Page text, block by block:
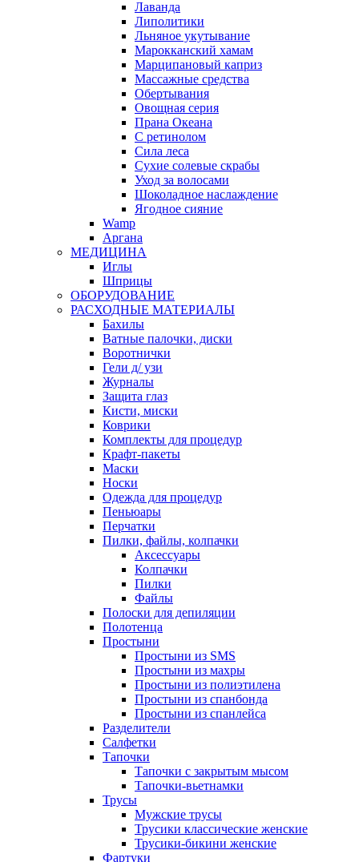
Лаванда
Липолитики
Льняное укутывание
Марокканский хамам
Марципановый каприз
Массажные средства
Обертывания
Овощная серия
Прана Океана
С ретинолом
Сила леса
Сухие солевые скрабы
Уход за волосами
Шоколадное наслаждение
Ягодное сияние
Wamp
Аргана
МЕДИЦИНА
Иглы
Шприцы
ОБОРУДОВАНИЕ
РАСХОДНЫЕ МАТЕРИАЛЫ
Бахилы
Ватные палочки, диски
Воротнички
Гели д/ узи
Журналы
Защита глаз
Кисти, миски
Коврики
Комплекты для процедур
Крафт-пакеты
Маски
Носки
Одежда для процедур
Пеньюары
Перчатки
Пилки, файлы, колпачки
Аксессуары
Колпачки
Пилки
Файлы
Полоски для депиляции
Полотенца
Простыни
Простыни из SMS
Простыни из махры
Простыни из полиэтилена
Простыни из спанбонда
Простыни из спанлейса
Разделители
Салфетки
Тапочки
Тапочки с закрытым мысом
Тапочки-вьетнамки
Трусы
Мужские трусы
Трусики классические женские
Трусики-бикини женские
Фартуки